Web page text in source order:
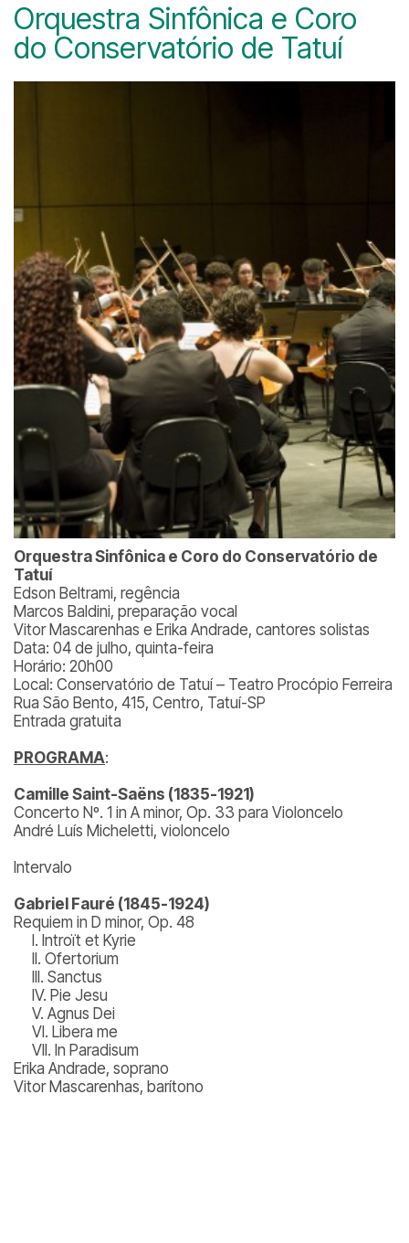
Orquestra Sinfônica e Coro
do Conservatório de Tatuí
Orquestra Sinfônica e Coro do Conservatório de
Tatuí
Edson Beltrami, regência
Marcos Baldini, preparação vocal
Vitor Mascarenhas e Erika Andrade, cantores solistas
Data: 04 de julho, quinta-feira
Horário: 20h00
Local: Conservatório de Tatuí – Teatro Procópio Ferreira
Rua São Bento, 415, Centro, Tatuí-SP
Entrada gratuita
PROGRAMA:
Camille Saint-Saëns (1835-1921)
Concerto Nº. 1 in A minor, Op. 33 para Violoncelo
André Luís Micheletti, violoncelo
Intervalo
Gabriel Fauré (1845-1924)
Requiem in D minor, Op. 48
I. Introït et Kyrie
II. Ofertorium
III. Sanctus
IV. Pie Jesu
V. Agnus Dei
VI. Libera me
VII. In Paradisum
Erika Andrade, soprano
Vitor Mascarenhas, barítono